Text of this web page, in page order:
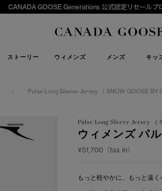
CANADA GOOSE Generations 公式認定リセールプ
ストーリー ウィメンズ メンズ キッ
下取り申請
/ Pulse Long Sleeve Jersey （ SNOW GOOSE BY
Pulse Long Sleeve Jersey （
ウィメンズ パ
¥51,700（tax in）
もっと軽やかに、もっと遠